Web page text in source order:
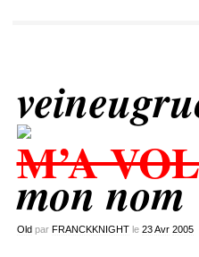
M’A
mon nom
Oldpar FRANCKKNIGHTle 23 Avr 2005